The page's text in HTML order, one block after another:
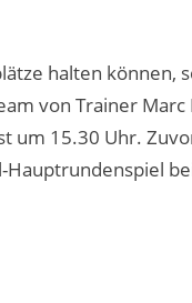
halten können,
von Trainer Marc
um 15.30 Uhr.